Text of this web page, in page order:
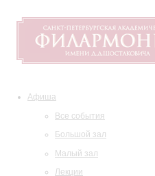
Афиша
Все события
Большой зал
Малый зал
Лекции